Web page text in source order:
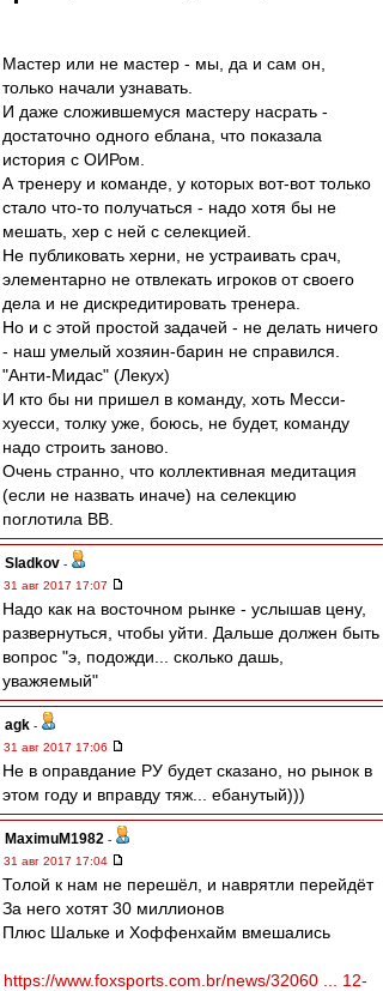
Мастер или не мастер - мы, да и сам он,
только начали узнавать.
И даже сложившемуся мастеру насрать -
достаточно одного еблана, что показала
история с ОИРом.
А тренеру и команде, у которых вот-вот только
стало что-то получаться - надо хотя бы не
мешать, хер с ней с селекцией.
Не публиковать херни, не устраивать срач,
элементарно не отвлекать игроков от своего
дела и не дискредитировать тренера.
Но и с этой простой задачей - не делать ничего
- наш умелый хозяин-барин не справился.
"Анти-Мидас" (Лекух)
И кто бы ни пришел в команду, хоть Месси-
хуесси, толку уже, боюсь, не будет, команду
надо строить заново.
Очень странно, что коллективная медитация
(если не назвать иначе) на селекцию
поглотила ВВ.
Sladkov -
31 авг 2017 17:07
Надо как на восточном рынке - услышав цену,
развернуться, чтобы уйти. Дальше должен быть
вопрос "э, подожди... сколько дашь,
уважяемый"
agk -
31 авг 2017 17:06
Не в оправдание РУ будет сказано, но рынок в
этом году и вправду тяж... ебанутый)))
MaximuM1982 -
31 авг 2017 17:04
Толой к нам не перешёл, и наврятли перейдёт
За него хотят 30 миллионов
Плюс Шальке и Хоффенхайм вмешались
https://www.foxsports.com.br/news/32060 ... 12-